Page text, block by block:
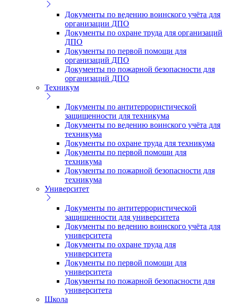
Документы по ведению воинского учёта для
организации ДПО
Документы по охране труда для организаций
ДПО
Документы по первой помощи для
организаций ДПО
Документы по пожарной безопасности для
организаций ДПО
Техникум
Документы по антитеррористической
защищенности для техникума
Документы по ведению воинского учёта для
техникума
Документы по охране труда для техникума
Документы по первой помощи для
техникума
Документы по пожарной безопасности для
техникума
Университет
Документы по антитеррористической
защищенности для университета
Документы по ведению воинского учёта для
университета
Документы по охране труда для
университета
Документы по первой помощи для
университета
Документы по пожарной безопасности для
университета
Школа